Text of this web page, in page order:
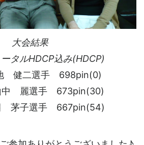
大会結果
タルHDCP込み(HDCP)
健二選手 698pin(0)
麗選手 673pin(30)
茅子選手 667pin(54)